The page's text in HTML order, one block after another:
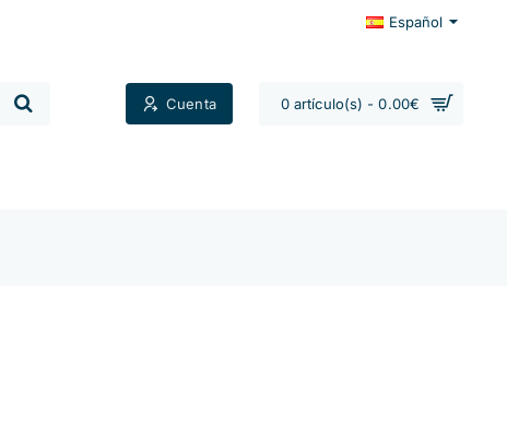
Español
Cuenta 0 artículo(s) - 0.00€